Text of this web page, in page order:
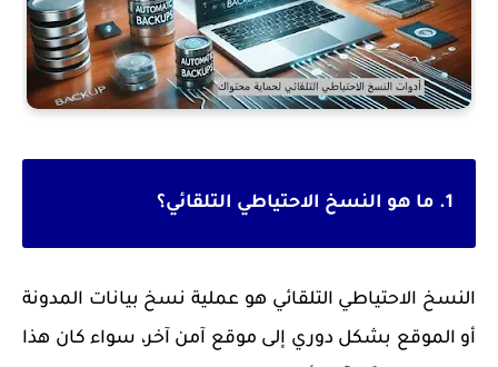
1. ما هو النسخ الاحتياطي التلقائي؟
النسخ الاحتياطي التلقائي هو عملية نسخ بيانات المدونة
أو الموقع بشكل دوري إلى موقع آمن آخر، سواء كان هذا